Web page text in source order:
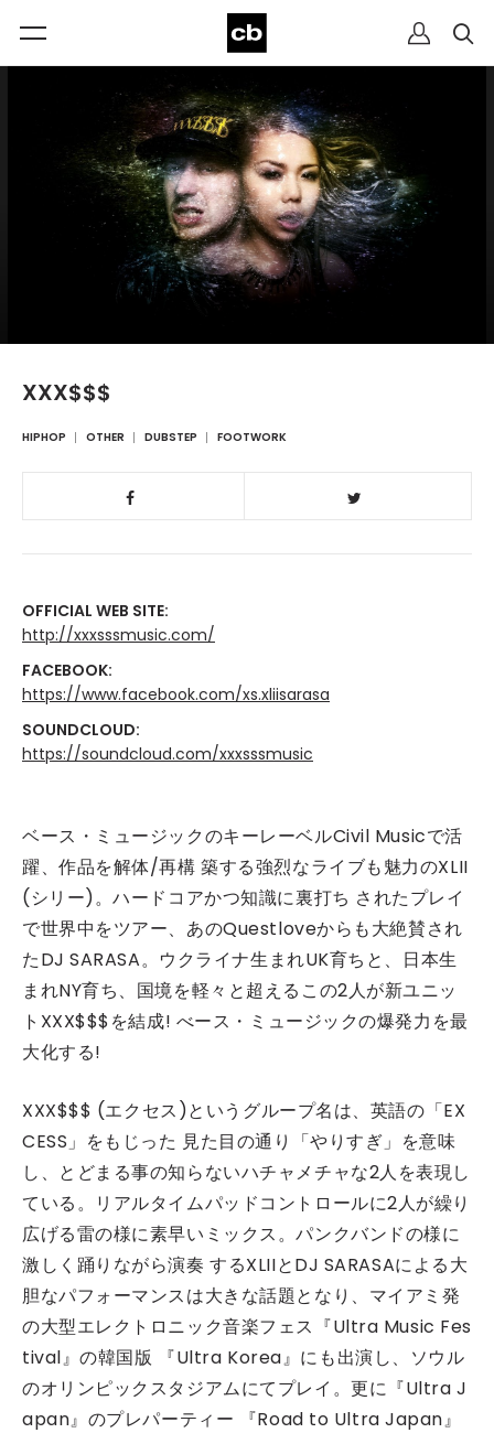
XXX$$$
HIPHOP OTHER DUBSTEP FOOTWORK
OFFICIAL WEB SITE:
http://xxxsssmusic.com/
FACEBOOK:
https://www.facebook.com/xs.xliisarasa
SOUNDCLOUD:
https://soundcloud.com/xxxsssmusic
ベース・ミュージックのキーレーベルCivil Musicで活
躍、作品を解体/再構 築する強烈なライブも魅力のXLII
(シリー)。ハードコアかつ知識に裏打ち されたプレイ
で世界中をツアー、あのQuestloveからも大絶賛され
たDJ SARASA。ウクライナ生まれUK育ちと、日本生
まれNY育ち、国境を軽々と超えるこの2人が新ユニッ
トXXX$$$を結成! べース・ミュージックの爆発力を最
大化する!
XXX$$$ (エクセス)というグループ名は、英語の「EX
CESS」をもじった 見た目の通り「やりすぎ」を意味
し、とどまる事の知らないハチャメチャな2人を表現し
ている。リアルタイムパッドコントロールに2人が繰り
広げる雷の様に素早いミックス。パンクバンドの様に
激しく踊りながら演奏 するXLIIとDJ SARASAによる大
胆なパフォーマンスは大きな話題となり、マイアミ発
の大型エレクトロニック音楽フェス『Ultra Music Fes
tival』の韓国版 『Ultra Korea』にも出演し、ソウル
のオリンピックスタジアムにてプレイ。更に『Ultra J
apan』のプレパーティー 『Road to Ultra Japan』